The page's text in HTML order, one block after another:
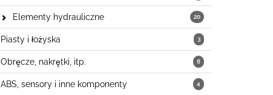
20
Elementy hydrauliczne
3
Piasty i łożyska
8
Obręcze, nakrętki, itp.
4
ABS, sensory i inne komponenty